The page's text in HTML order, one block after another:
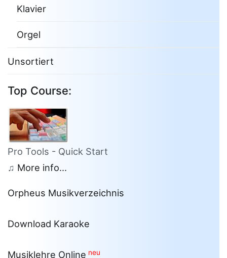
Klavier
Orgel
Unsortiert
Top Course:
Pro Tools - Quick Start
♫ More info...
Orpheus Musikverzeichnis
Download Karaoke
Musiklehre Online neu